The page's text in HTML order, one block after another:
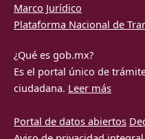
Marco Jurídico
Plataforma Nacional de
¿Qué es gob.mx?
Es el portal único de
ciudadana. Leer más
Portal de datos abiertos